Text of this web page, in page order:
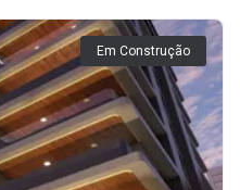
Em Construção